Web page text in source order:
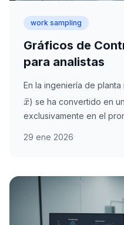
work sampling
Gráficos de
para analistas
En la ingeniería de
x
ˉ) se ha convertido en
exclusivamente en el
29 ene 2026